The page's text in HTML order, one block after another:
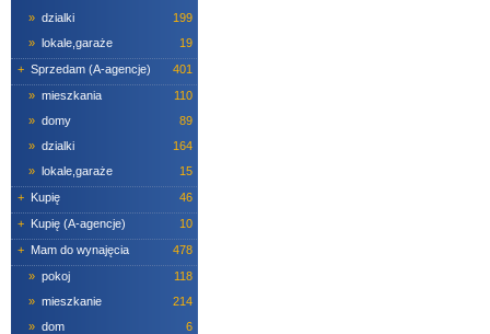
» dzialki
199
» lokale,garaże
19
+ Sprzedam (A-agencje)
401
» mieszkania
110
» domy
89
» dzialki
164
» lokale,garaże
15
+ Kupię
46
+ Kupię (A-agencje)
10
+ Mam do wynajęcia
478
» pokoj
118
» mieszkanie
214
» dom
6